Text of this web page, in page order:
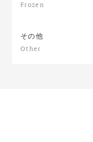
Frozen
その他
Other